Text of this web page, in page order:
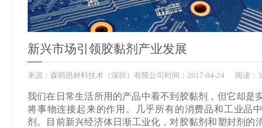
新兴市场引领胶黏剂产业发展
来源： 森萌思材料技术（深圳）有限公司 时间： 2017-04-24 阅读：
我们在日常生活所用的产品中看不到胶黏剂，但它却是
将事物连接起来的作用。几乎所有的消费品和工业品
剂。目前新兴经济体日渐工业化，对胶黏剂和塑封剂的